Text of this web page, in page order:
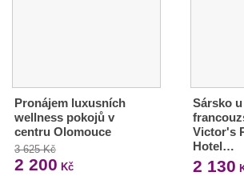
Pronájem luxusních
wellness pokojů v
centru Olomouce
3 625 Kč
2 200 Kč
Sársko u
Victor's
Hotel…
2 130